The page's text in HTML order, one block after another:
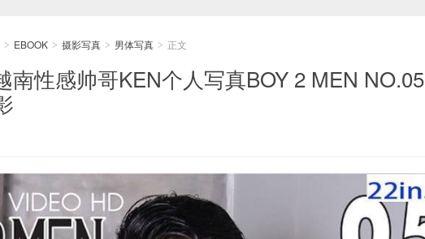
> EBOOK > 摄影写真 > 男体写真 > 正文
南性感帅哥KEN个人写真BOY 2 MEN NO.05